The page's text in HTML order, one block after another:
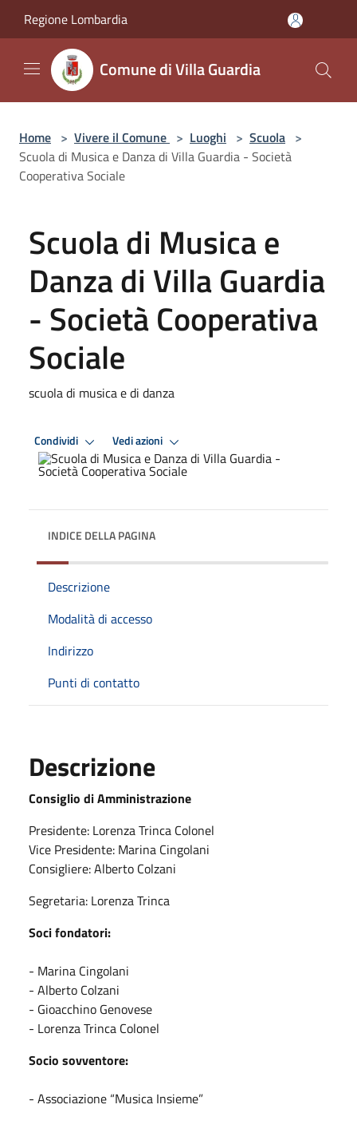
Regione Lombardia
Comune di Villa Guardia
Home > Vivere il Comune > Luoghi > Scuola >
Scuola di Musica e Danza di Villa Guardia - Società
Cooperativa Sociale
Scuola di Musica e
Danza di Villa Guardia
- Società Cooperativa
Sociale
scuola di musica e di danza
Condividi Vedi azioni
INDICE DELLA PAGINA
Descrizione
Modalità di accesso
Indirizzo
Punti di contatto
Descrizione
Consiglio di Amministrazione
Presidente: Lorenza Trinca Colonel
Vice Presidente: Marina Cingolani
Consigliere: Alberto Colzani
Segretaria: Lorenza Trinca
Soci fondatori:
- Marina Cingolani
- Alberto Colzani
- Gioacchino Genovese
- Lorenza Trinca Colonel
Socio sovventore:
- Associazione “Musica Insieme”